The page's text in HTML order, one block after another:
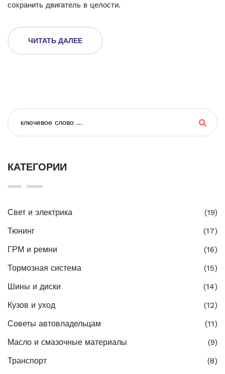
сохранить двигатель в целости.
ЧИТАТЬ ДАЛЕЕ
КАТЕГОРИИ
Свет и электрика
(19)
Тюнинг
(17)
ГРМ и ремни
(16)
Тормозная система
(15)
Шины и диски
(14)
Кузов и уход
(12)
Советы автовладельцам
(11)
Масло и смазочные материалы
(9)
Транспорт
(8)